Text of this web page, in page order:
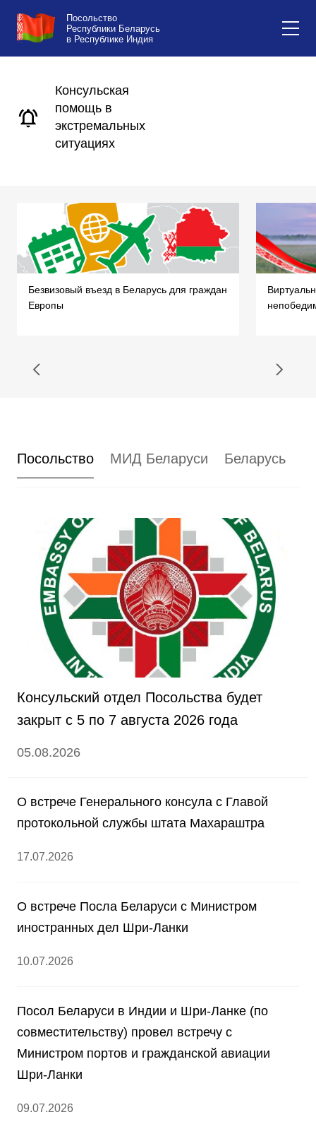
Посольство
Республики Беларусь
в Республике Индия
Консульская
помощь в
экстремальных
ситуациях
Безвизовый въезд в Беларусь для граждан
Европы
Посольство МИД Беларуси Беларусь
Консульский отдел Посольства будет
закрыт с 5 по 7 августа 2026 года
05.08.2026
О встрече Генерального консула с Главой
протокольной службы штата Махараштра
17.07.2026
О встрече Посла Беларуси с Министром
иностранных дел Шри-Ланки
10.07.2026
Посол Беларуси в Индии и Шри-Ланке (по
совместительству) провел встречу с
Министром портов и гражданской авиации
Шри-Ланки
09.07.2026